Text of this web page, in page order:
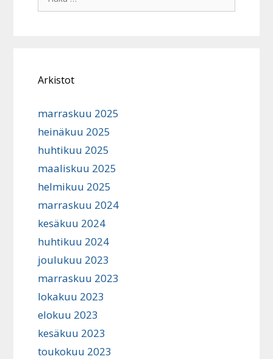
Arkistot
marraskuu 2025
heinäkuu 2025
huhtikuu 2025
maaliskuu 2025
helmikuu 2025
marraskuu 2024
kesäkuu 2024
huhtikuu 2024
joulukuu 2023
marraskuu 2023
lokakuu 2023
elokuu 2023
kesäkuu 2023
toukokuu 2023